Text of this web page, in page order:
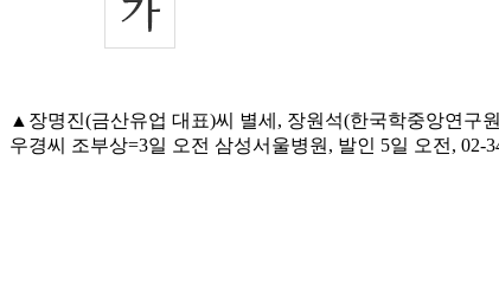
▲장명진(금산유업 대표)씨 별세, 장원석(한국학중앙연구
우경씨 조부상=3일 오전 삼성서울병원, 발인 5일 오전, 02-